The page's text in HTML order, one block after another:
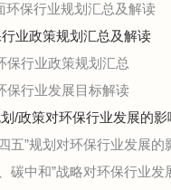
环保行业规划汇总及解读
业政策规划汇总及解读
保行业政策规划汇总
保行业发展目标解读
/政策对环保行业发展的影
五”规划对环保行业发展的
碳中和”战略对环保行业发